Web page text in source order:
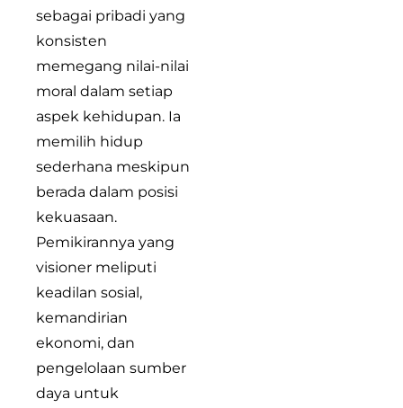
sebagai pribadi yang
konsisten
memegang nilai-nilai
moral dalam setiap
aspek kehidupan. Ia
memilih hidup
sederhana meskipun
berada dalam posisi
kekuasaan.
Pemikirannya yang
visioner meliputi
keadilan sosial,
kemandirian
ekonomi, dan
pengelolaan sumber
daya untuk